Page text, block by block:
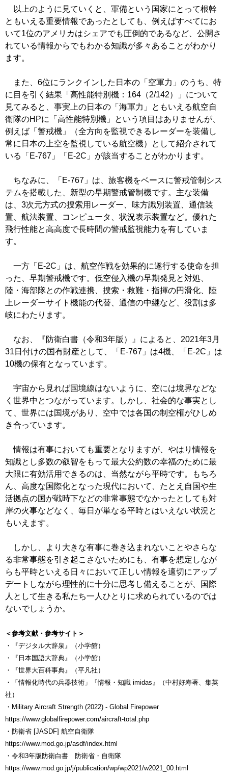
以上のように見ていくと、軍備という国家にとって根幹
ともいえる重要情報であったとしても、例えばすべてにお
いて1位のアメリカはシェアでも圧倒的であるなど、公開さ
れている情報からでもわかる知識が多々あることがわかり
ます。
また、6位にランクインした日本の「空軍力」のうち、特
に目を引く結果「高性能特別機：164（2/142）」について
見てみると、事実上の日本の「海軍力」ともいえる航空自
衛隊のHPに「高性能特別機」という項目はありませんが、
例えば「警戒機」（全方向を監視できるレーダーを装備し
常に日本の上空を監視している航空機）として紹介されて
いる「E-767」「E-2C」が該当することがわかります。
ちなみに、「E-767」は、旅客機をベースに警戒管制シス
テムを搭載した、新型の早期警戒管制機です。主な装備
は、3次元方式の捜索用レーダー、味方識別装置、通信装
置、航法装置、コンピュータ、状況表示装置など。優れた
飛行性能と高高度で長時間の警戒監視能力を有していま
す。
一方「E-2C」は、航空作戦を効果的に遂行する使命を担
った、早期警戒機です。低空侵入機の早期発見と対処、
陸・海部隊との作戦連携、捜索・救難・指揮の円滑化、陸
上レーダーサイト機能の代替、通信の中継など、役割は多
岐にわたります。
なお、『防衛白書（令和3年版）』によると、2021年3月
31日付けの国有財産として、「E-767」は4機、「E-2C」は
10機の保有となっています。
宇宙から見れば国境線はないように、空には境界などな
く世界中とつながっています。しかし、社会的な事実とし
て、世界には国境があり、空中では各国の制空権がひしめ
き合っています。
情報は有事においても重要となりますが、やはり情報を
知識とし多数の叡智をもって最大公約数の幸福のために最
大限に有効活用できるのは、当然ながら平時です。もちろ
ん、高度な国際化となった現代において、たとえ自国や生
活拠点の国が戦時下などの非常事態でなかったとしても対
岸の火事などなく、毎日が単なる平時とはいえない状況と
もいえます。
しかし、より大きな有事に巻き込まれないことやさらな
る非常事態を引き起こさないためにも、有事を想定しなが
らも平時といえる日々において正しい情報を適切にアップ
デートしながら理性的に十分に思考し備えることが、国際
人として生きる私たち一人ひとりに求められているのでは
ないでしょうか。
＜参考文献・参考サイト＞
・『デジタル大辞泉』（小学館）
・『日本国語大辞典』（小学館）
・『世界大百科事典』（平凡社）
・「情報化時代の兵器技術」『情報・知識 imidas』（中村好寿著、集英
社）
・Military Aircraft Strength (2022) - Global Firepower
https://www.globalfirepower.com/aircraft-total.php
・防衛省 [JASDF] 航空自衛隊
https://www.mod.go.jp/asdf/index.html
・令和3年版防衛白書 防衛省・自衛隊
https://www.mod.go.jp/j/publication/wp/wp2021/w2021_00.html